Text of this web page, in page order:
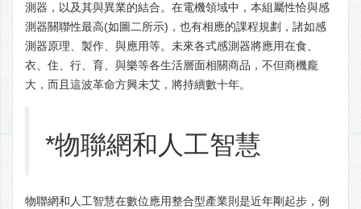
測器，以及其與異業的結合。在電機領域中，本組屬性恰與感
測器關聯性最高(如圖二所示)，也有相應的課程規劃，諸如感
測器原理、製作、與應用等。未來各式感測器將應用在食、
衣、住、行、育、與樂等各生活層面相關商品，不但商機龐
大，而且這波革命方興未艾，將持續數十年。
*物聯網和人工智慧
物聯網和人工智慧在數位應用整合型產業則是近年剛起步，例